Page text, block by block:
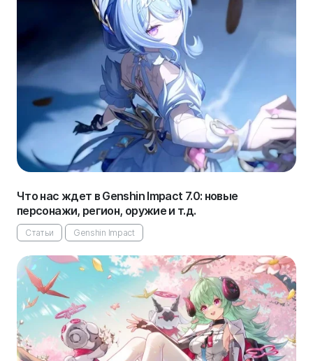
Что нас ждет в Genshin Impact 7.0: новые
персонажи, регион, оружие и т.д.
Статьи Genshin Impact